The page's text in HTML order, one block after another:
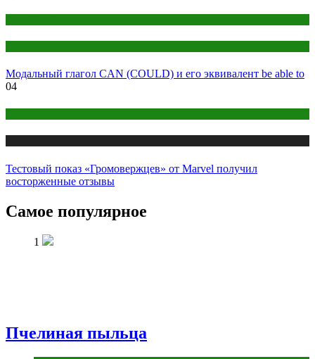
Модальный глагол CAN (COULD) и его эквивалент be able to
04
Тестовый показ «Громовержцев» от Marvel получил
восторженные отзывы
Самое популярное
1
Пчелиная пыльца